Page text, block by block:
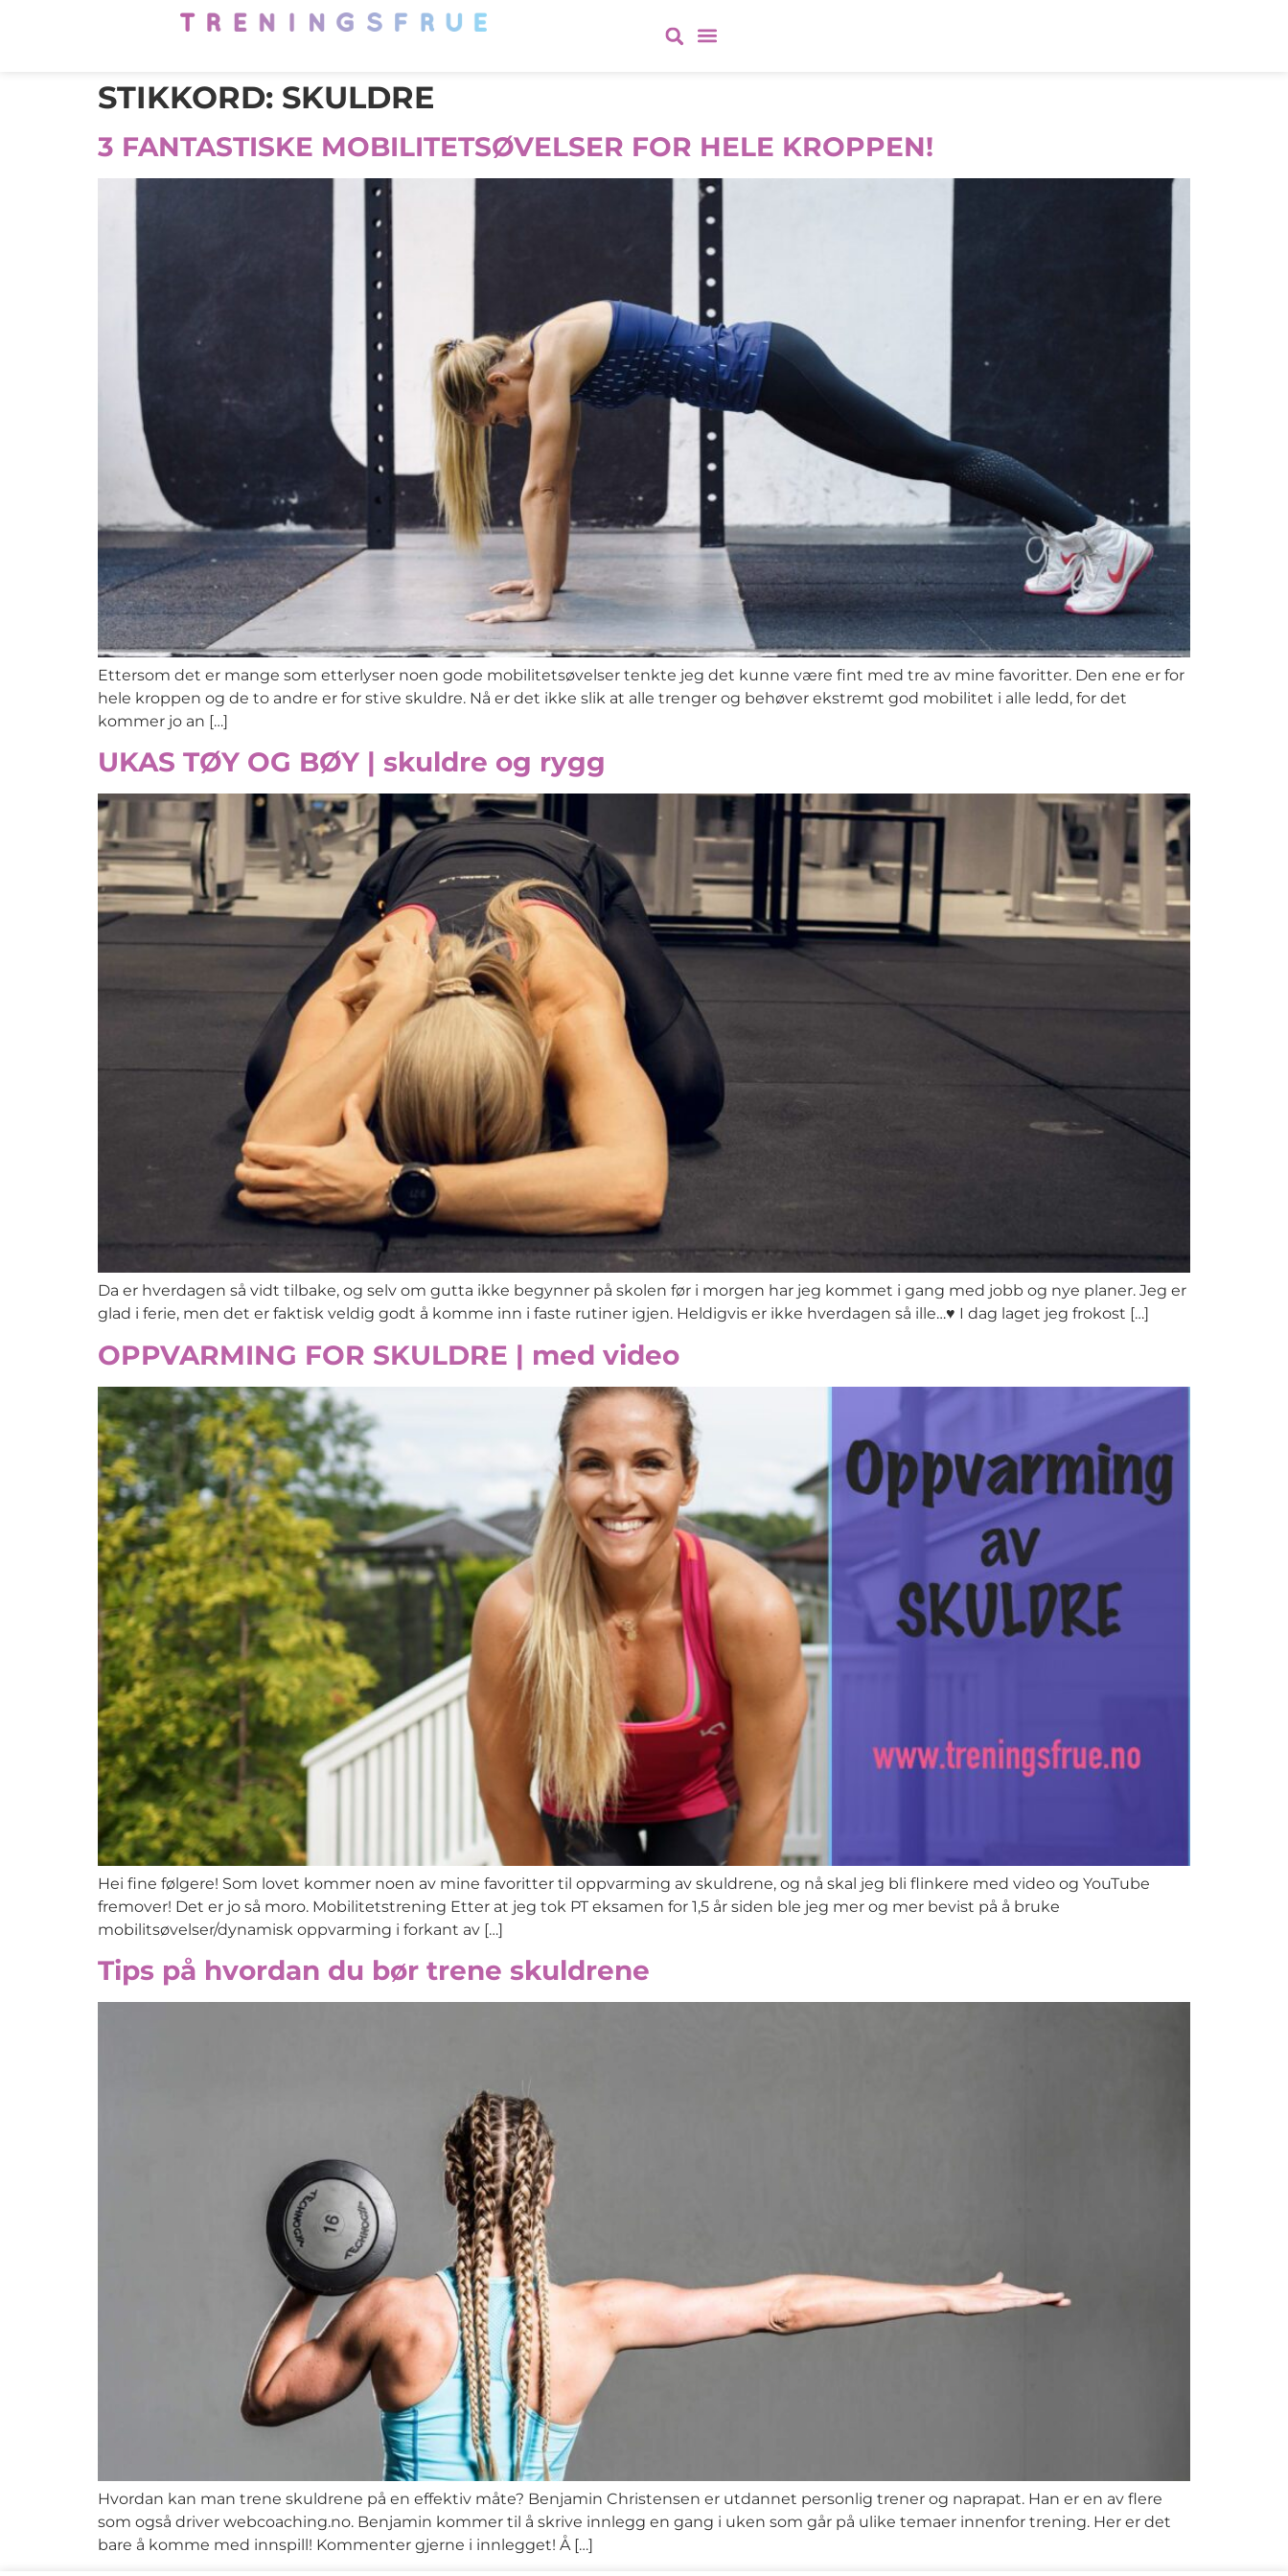
STIKKORD: SKULDRE
3 FANTASTISKE MOBILITETSØVELSER FOR HELE KROPPEN!
Ettersom det er mange som etterlyser noen gode mobilitetsøvelser tenkte jeg det kunne være fint med tre av mine favoritter. Den ene er for
hele kroppen og de to andre er for stive skuldre. Nå er det ikke slik at alle trenger og behøver ekstremt god mobilitet i alle ledd, for det
kommer jo an […]
UKAS TØY OG BØY | skuldre og rygg
Da er hverdagen så vidt tilbake, og selv om gutta ikke begynner på skolen før i morgen har jeg kommet i gang med jobb og nye planer. Jeg er
glad i ferie, men det er faktisk veldig godt å komme inn i faste rutiner igjen. Heldigvis er ikke hverdagen så ille…♥ I dag laget jeg frokost […]
OPPVARMING FOR SKULDRE | med video
Hei fine følgere! Som lovet kommer noen av mine favoritter til oppvarming av skuldrene, og nå skal jeg bli flinkere med video og YouTube
fremover! Det er jo så moro. Mobilitetstrening Etter at jeg tok PT eksamen for 1,5 år siden ble jeg mer og mer bevist på å bruke
mobilitsøvelser/dynamisk oppvarming i forkant av […]
Tips på hvordan du bør trene skuldrene
Hvordan kan man trene skuldrene på en effektiv måte? Benjamin Christensen er utdannet personlig trener og naprapat. Han er en av flere
som også driver webcoaching.no. Benjamin kommer til å skrive innlegg en gang i uken som går på ulike temaer innenfor trening. Her er det
bare å komme med innspill! Kommenter gjerne i innlegget! Å […]